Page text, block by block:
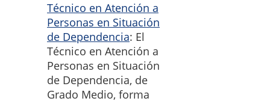
Técnico en Atención a
Personas en Situación
de Dependencia: El
Técnico en Atención a
Personas en Situación
de Dependencia, de
Grado Medio, forma